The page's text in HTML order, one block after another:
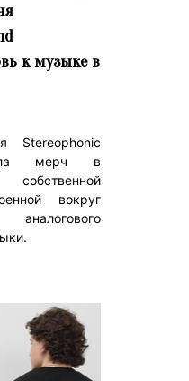
к музыке в
Stereophonic
мерч в
вокруг